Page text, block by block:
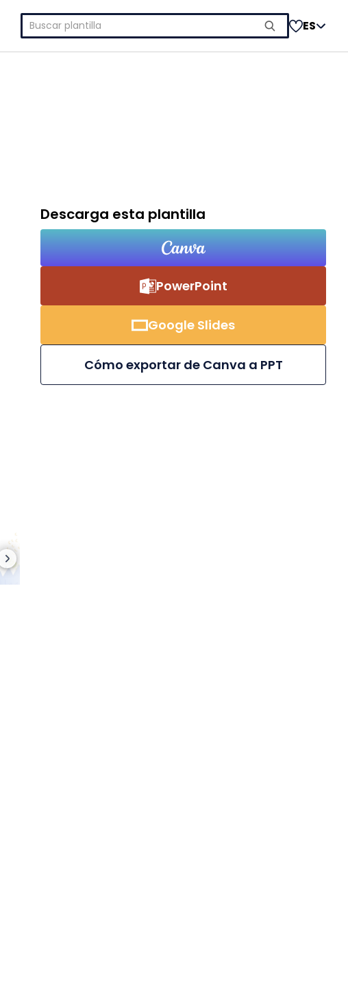
Buscar: ES
Descarga esta plantilla
PowerPoint
Google Slides
Cómo exportar de Canva a PPT